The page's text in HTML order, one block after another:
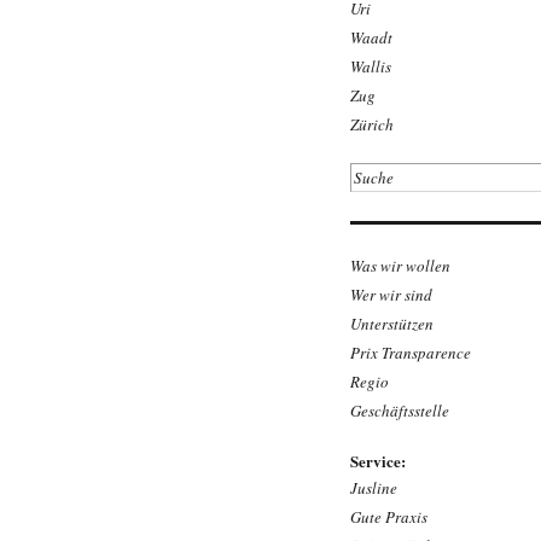
Uri
Waadt
Wallis
Zug
Zürich
Was wir wollen
Wer wir sind
Unterstützen
Prix Transparence
Regio
Geschäftsstelle
Service:
Jusline
Gute Praxis